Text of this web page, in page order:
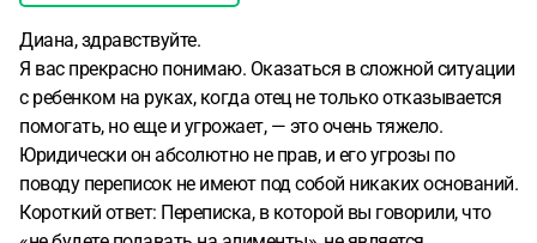
Диана, здравствуйте.
Я вас прекрасно понимаю. Оказаться в сложной ситуации
с ребенком на руках, когда отец не только отказывается
помогать, но еще и угрожает, — это очень тяжело.
Юридически он абсолютно не прав, и его угрозы по
поводу переписок не имеют под собой никаких оснований.
Короткий ответ: Переписка, в которой вы говорили, что